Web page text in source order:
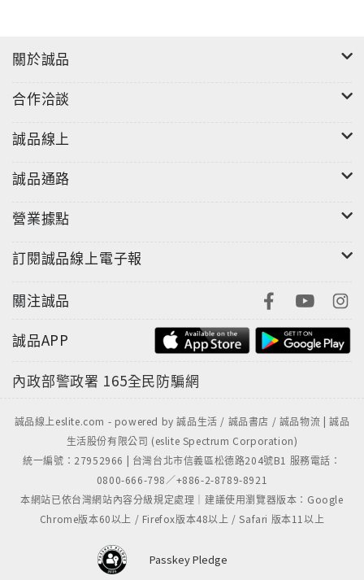
adopting the English for Specific Purposes (ESP)
teaching methods used today—the series equips
speaking classrooms, while also providing
relevant language training to ensure professional
success.
關於誠品
合作洽談
誠品線上
誠品通路
營業據點
訂閱誠品線上電子報
關注誠品
誠品APP
內政部警政署 165全民防騙網
誠品線上eslite.com - powered by 誠品生活 / 誠品書店 / 誠品物流 | 誠品
生活股份有限公司 (eslite Spectrum Corporation)
統一編號：27952966 | 台灣台北市信義區松德路204號B1 服務電話：
0800-666-798／+886-2-8789-8921
本網站已依台灣網站內容分級規定處理｜建議使用瀏覽器版本：Google
Chrome版本60以上 / Firefox版本48以上 / Safari 版本11以上
Passkey Pledge